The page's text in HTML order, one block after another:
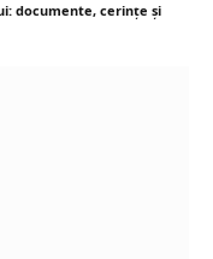
documente, cerințe și